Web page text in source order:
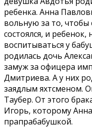
ребенка. Анна
вольную за то,
состоялся, и
воспитываться у
родилась дочь
замуж за офицера
Дмитриева. А у них
заядлым яхтсменом.
Таубер. От этого
Игорь, которому
прапрабабушкой.